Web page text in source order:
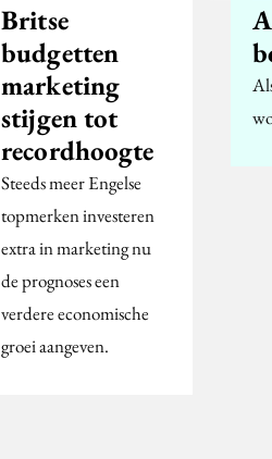
Britse
budgetten
marketing
stijgen tot
recordhoogte
Steeds meer Engelse
topmerken investeren
extra in marketing nu
de prognoses een
verdere economische
groei aangeven.